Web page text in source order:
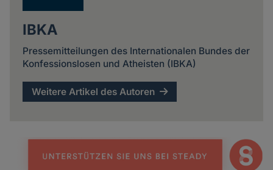
IBKA
Pressemitteilungen des Internationalen Bundes der
Konfessionslosen und Atheisten (IBKA)
Weitere Artikel des Autoren